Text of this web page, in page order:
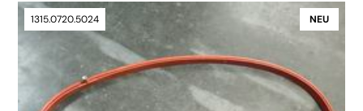
NEU
1315.0720.5024